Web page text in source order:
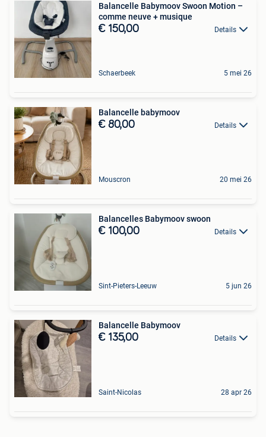
Balancelle Babymoov Swoon Motion –
comme neuve + musique
€ 150,00 Details
Schaerbeek 5 mei 26
Balancelle babymoov
€ 80,00 Details
Mouscron 20 mei 26
Balancelles Babymoov swoon
€ 100,00 Details
Sint-Pieters-Leeuw 5 jun 26
Balancelle Babymoov
€ 135,00 Details
Saint-Nicolas 28 apr 26